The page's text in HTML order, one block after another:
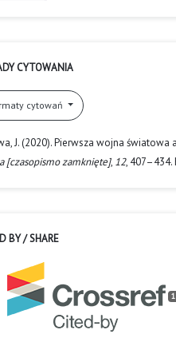
CYTOWANIA
cytowań
J. (2020). Pierwsza wojna
[czasopismo zamknięte], 12,
BY / SHARE
1